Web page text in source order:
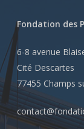
Fondation des
6-8 avenue
Cité Descartes
77455 Champs